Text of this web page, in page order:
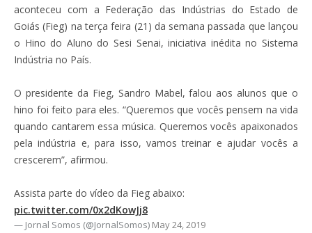
aconteceu com a Federação das Indústrias do Estado de
Goiás (Fieg) na terça feira (21) da semana passada que lançou
o Hino do Aluno do Sesi Senai, iniciativa inédita no Sistema
Indústria no País.
O presidente da Fieg, Sandro Mabel, falou aos alunos que o
hino foi feito para eles. “Queremos que vocês pensem na vida
quando cantarem essa música. Queremos vocês apaixonados
pela indústria e, para isso, vamos treinar e ajudar vocês a
crescerem”, afirmou.
Assista parte do vídeo da Fieg abaixo:
pic.twitter.com/0x2dKowJj8
— Jornal Somos (@JornalSomos) May 24, 2019